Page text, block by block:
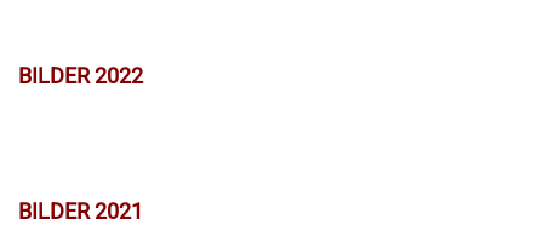
BILDER 2022
BILDER 2021